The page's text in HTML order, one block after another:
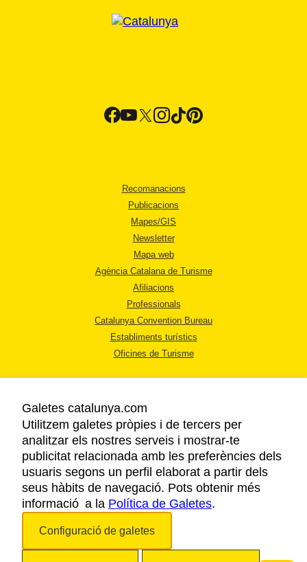
Recomanacions
Publicacions
Mapes/GIS
Newsletter
Mapa web
Agència Catalana de Turisme
Afiliacions
Professionals
Catalunya Convention Bureau
Establiments turístics
Oficines de Turisme
AVÍS LEGAL
POLÍTICA DE PRIVACITAT
COOKIES
ACCESSIBILITAT
Galetes catalunya.com
Utilitzem galetes pròpies i de tercers per
analitzar els nostres serveis i mostrar-te
publicitat relacionada amb les preferències dels
usuaris segons un perfil elaborat a partir dels
seus hàbits de navegació. Pots obtenir més
informació a la Política de Galetes.
Configuració de galetes